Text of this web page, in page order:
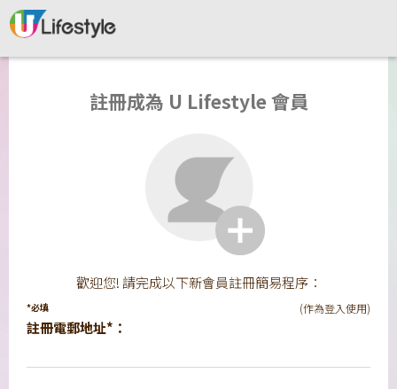
註冊成為 U Lifestyle 會員
歡迎您! 請完成以下新會員註冊簡易程序：
*必填
註冊電郵地址*：
(作為登入使用)